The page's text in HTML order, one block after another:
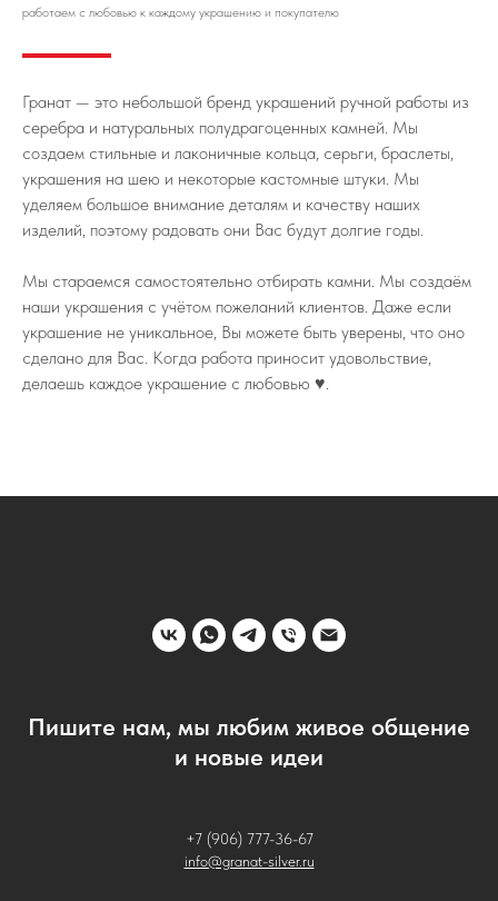
работаем с любовью к каждому украшению и покупателю
Гранат — это небольшой бренд украшений ручной работы из
серебра и натуральных полудрагоценных камней. Мы
создаем стильные и лаконичные кольца, серьги, браслеты,
украшения на шею и некоторые кастомные штуки. Мы
уделяем большое внимание деталям и качеству наших
изделий, поэтому радовать они Вас будут долгие годы.
Мы стараемся самостоятельно отбирать камни. Мы создаём
наши украшения с учётом пожеланий клиентов. Даже если
украшение не уникальное, Вы можете быть уверены, что оно
сделано для Вас. Когда работа приносит удовольствие,
делаешь каждое украшение с любовью ♥️.
Пишите нам, мы любим живое общение
и новые идеи
+7 (906) 777-36-67
info@granat-silver.ru